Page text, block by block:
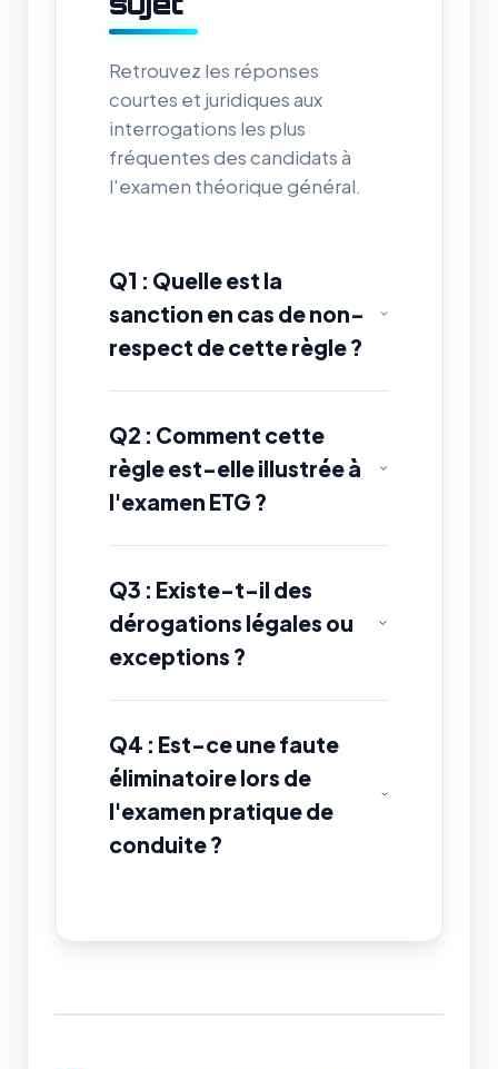
Retrouvez les réponses
courtes et juridiques aux
interrogations les plus
fréquentes des candidats à
l'examen théorique général.
Q1 : Quelle est la
sanction en cas de non-
respect de cette règle ?
Q2 : Comment cette
règle est-elle illustrée à
l'examen ETG ?
Q3 : Existe-t-il des
dérogations légales ou
exceptions ?
Q4 : Est-ce une faute
éliminatoire lors de
l'examen pratique de
conduite ?